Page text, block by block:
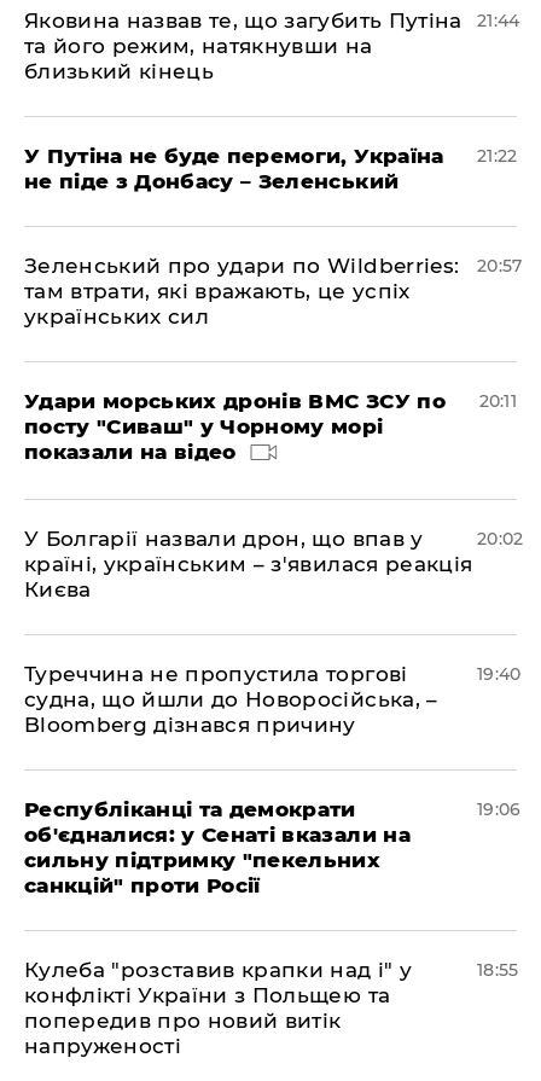
Яковина назвав те, що загубить Путіна
та його режим, натякнувши на
близький кінець
21:44
У Путіна не буде перемоги, Україна
не піде з Донбасу – Зеленський
21:22
Зеленський про удари по Wildberries:
там втрати, які вражають, це успіх
українських сил
20:57
Удари морських дронів ВМС ЗСУ по
посту "Сиваш" у Чорному морі
показали на відео
20:11
У Болгарії назвали дрон, що впав у
країні, українським – з'явилася реакція
Києва
20:02
Туреччина не пропустила торгові
судна, що йшли до Новоросійська, –
Bloomberg дізнався причину
19:40
Республіканці та демократи
об'єдналися: у Сенаті вказали на
сильну підтримку "пекельних
санкцій" проти Росії
19:06
Кулеба "розставив крапки над і" у
конфлікті України з Польщею та
попередив про новий витік
напруженості
18:55